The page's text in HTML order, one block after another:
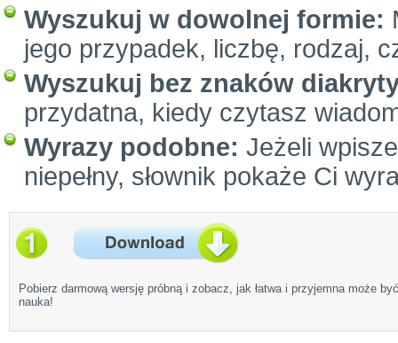
Wyszukuj w dowolnej formie:
jego przypadek, liczbę, rodzaj,
Wyszukuj bez znaków
przydatna, kiedy czytasz
Wyrazy podobne: Jeżeli
niepełny, słownik pokaże Ci
Pobierz darmową wersję próbną i zobacz, jak łatwa i przyjemna może być
nauka!